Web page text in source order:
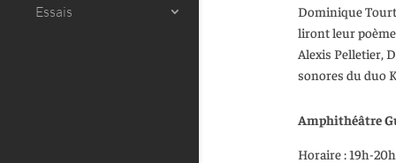
Essais
Dominique
liront leur
Alexis Pelletier,
sonores du duo
Amphithéâtre
Horaire : 19h-20h